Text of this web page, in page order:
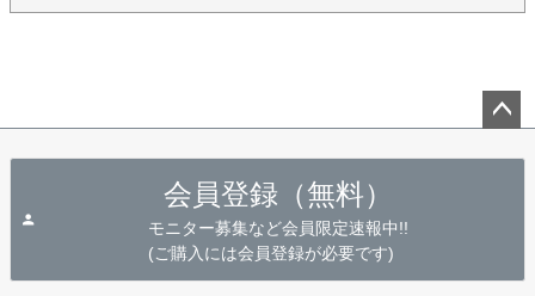
会員登録（無料）
モニター募集など会員限定速報中!!
(ご購入には会員登録が必要です)